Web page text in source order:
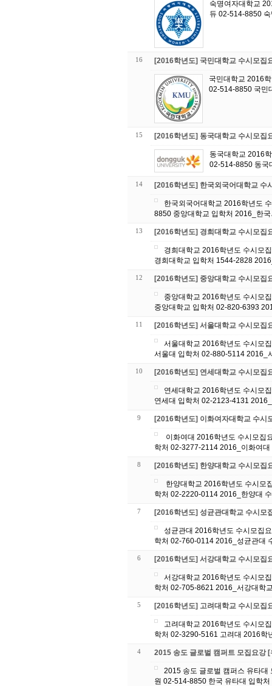
숙명여자대학교
듀 02-514-8850
16 [2016학년도] 국민대학교 수시모집
국민대학교 2016
02-514-8850 국민
15 [2016학년도] 동국대학교 수시모집
동국대학교 2016
02-514-8850 동국
14 [2016학년도] 한국외국어대학교 수
한국외국어대학교 2016학년도
8850 중앙대학교 입학처 2016_한
13 [2016학년도] 경희대학교 수시모집
경희대학교 2016학년도 수시모
경희대학교 입학처 1544-2828
12 [2016학년도] 중앙대학교 수시모집
중앙대학교 2016학년도 수시모
중앙대학교 입학처 02-820-6393
11 [2016학년도] 서울대학교 수시모집
서울대학교 2016학년도 수시모
서울대 입학처 02-880-5114 2016_
10 [2016학년도] 연세대학교 수시모집
연세대학교 2016학년도 수시모
연세대 입
9 [2016학년도] 이화여자대학교 수시
학처 02-3277-2114 2016_이화여
8 [2016학년도] 한양대학교 수시모집
학처 02-2220-0114
7 [2016학년도] 성균관대학교 수시모
성균관대 2016학년도 수시모집
학처 02-760-0114 2016_
6 [2016학년도] 서강대학교 수시모집
서강대학교 2016학년도 수시모
학처 02-705-8621 2016_
5 [2016학년도] 고려대학교 수시모집
고려대학교 2016학년도 수시모
학처 02-3290-5161 고려대 2016학
4 2015 송도 글로벌 캠퍼트 모집요강
2015 송도 글로벌 캠퍼스 유타대
원 02-514-8850 한국 유타대 입학